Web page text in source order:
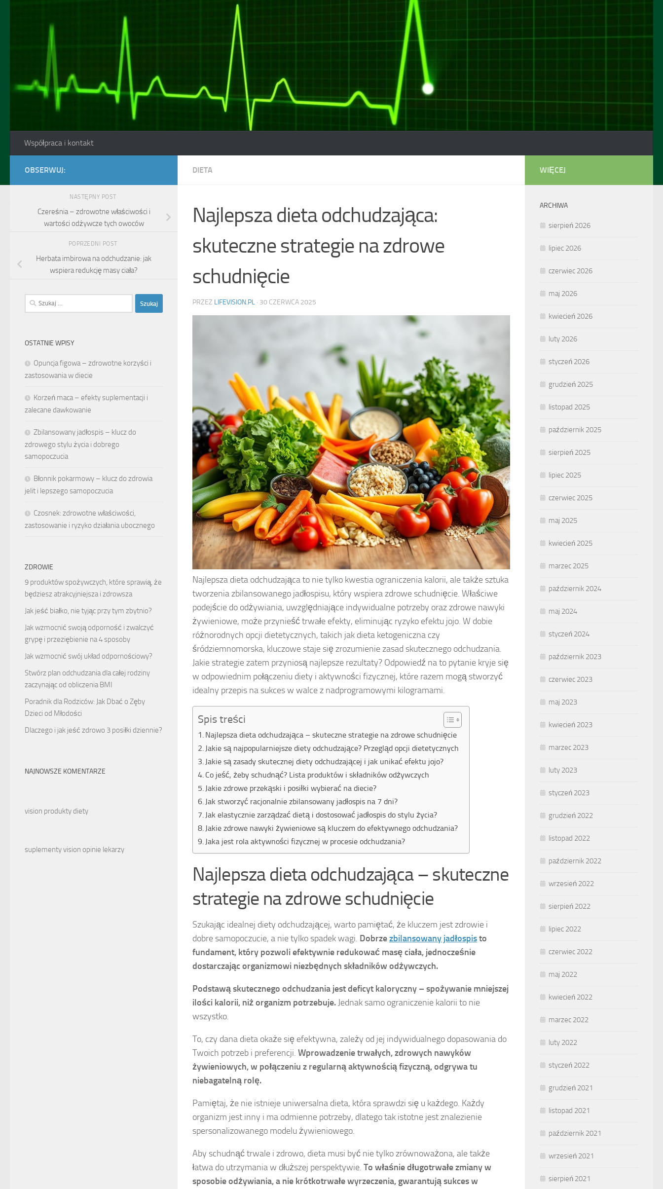
Współpraca i kontakt
DIETA
Najlepsza dieta odchudzająca:
skuteczne strategie na zdrowe
schudnięcie
PRZEZ LIFEVISION.PL · 30 CZERWCA 2025
Najlepsza dieta odchudzająca to nie tylko kwestia ograniczenia kalorii, ale także sztuka
tworzenia zbilansowanego jadłospisu, który wspiera zdrowe schudnięcie. Właściwe
podejście do odżywiania, uwzględniające indywidualne potrzeby oraz zdrowe nawyki
żywieniowe, może przynieść trwałe efekty, eliminując ryzyko efektu jojo. W dobie
różnorodnych opcji dietetycznych, takich jak dieta ketogeniczna czy
śródziemnomorska, kluczowe staje się zrozumienie zasad skutecznego odchudzania.
Jakie strategie zatem przyniosą najlepsze rezultaty? Odpowiedź na to pytanie kryje się
w odpowiednim połączeniu diety i aktywności fizycznej, które razem mogą stworzyć
idealny przepis na sukces w walce z nadprogramowymi kilogramami.
Spis treści
Najlepsza dieta odchudzająca – skuteczne strategie na zdrowe schudnięcie
Jakie są najpopularniejsze diety odchudzające? Przegląd opcji dietetycznych
Jakie są zasady skutecznej diety odchudzającej i jak unikać efektu jojo?
Co jeść, żeby schudnąć? Lista produktów i składników odżywczych
Jakie zdrowe przekąski i posiłki wybierać na diecie?
Jak stworzyć racjonalnie zbilansowany jadłospis na 7 dni?
Jak elastycznie zarządzać dietą i dostosować jadłospis do stylu życia?
Jakie zdrowe nawyki żywieniowe są kluczem do efektywnego odchudzania?
Jaka jest rola aktywności fizycznej w procesie odchudzania?
Najlepsza dieta odchudzająca – skuteczne
strategie na zdrowe schudnięcie
Szukając idealnej diety odchudzającej, warto pamiętać, że kluczem jest zdrowie i
dobre samopoczucie, a nie tylko spadek wagi. Dobrzezbilansowany jadłospisto
fundament, który pozwoli efektywnie redukować masę ciała, jednocześnie
dostarczając organizmowi niezbędnych składników odżywczych.
Podstawą skutecznego odchudzania jest deficyt kaloryczny – spożywanie mniejszej
ilości kalorii, niż organizm potrzebuje. Jednak samo ograniczenie kalorii to nie
wszystko.
To, czy dana dieta okaże się efektywna, zależy od jej indywidualnego dopasowania do
Twoich potrzeb i preferencji. Wprowadzenie trwałych, zdrowych nawyków
żywieniowych, w połączeniu z regularną aktywnością fizyczną, odgrywa tu
niebagatelną rolę.
Pamiętaj, że nie istnieje uniwersalna dieta, która sprawdzi się u każdego. Każdy
organizm jest inny i ma odmienne potrzeby, dlatego tak istotne jest znalezienie
spersonalizowanego modelu żywieniowego.
Aby schudnąć trwale i zdrowo, dieta musi być nie tylko zrównoważona, ale także
łatwa do utrzymania w dłuższej perspektywie. To właśnie długotrwałe zmiany w
sposobie odżywiania, a nie krótkotrwałe wyrzeczenia, gwarantują sukces w
OBSERWUJ:
NASTĘPNY POST
Czereśnia – zdrowotne właściwości i
wartości odżywcze tych owoców
POPRZEDNI POST
Herbata imbirowa na odchudzanie: jak
wspiera redukcję masy ciała?
Szukaj:
OSTATNIE WPISY
Opuncja figowa – zdrowotne korzyści i
zastosowania w diecie
Korzeń maca – efekty suplementacji i
zalecane dawkowanie
Zbilansowany jadłospis – klucz do
zdrowego stylu życia i dobrego
samopoczucia
Błonnik pokarmowy – klucz do zdrowia
jelit i lepszego samopoczucia
Czosnek: zdrowotne właściwości,
zastosowanie i ryzyko działania ubocznego
ZDROWIE
9 produktów spożywczych, które sprawią, że
będziesz atrakcyjniejsza i zdrowsza
Jak jeść białko, nie tyjąc przy tym zbytnio?
Jak wzmocnić swoją odporność i zwalczyć
grypę i przeziębienie na 4 sposoby
Jak wzmocnić swój układ odpornościowy?
Stwórz plan odchudzania dla całej rodziny
zaczynając od obliczenia BMI
Poradnik dla Rodziców: Jak Dbać o Zęby
Dzieci od Młodości
Dlaczego i jak jeść zdrowo 3 posiłki dziennie?
NAJNOWSZE KOMENTARZE
vision produkty diety
suplementy vision opinie lekarzy
WIĘCEJ
ARCHIWA
sierpień 2026
lipiec 2026
czerwiec 2026
maj 2026
kwiecień 2026
luty 2026
styczeń 2026
grudzień 2025
listopad 2025
październik 2025
sierpień 2025
lipiec 2025
czerwiec 2025
maj 2025
kwiecień 2025
marzec 2025
październik 2024
maj 2024
styczeń 2024
październik 2023
czerwiec 2023
maj 2023
kwiecień 2023
marzec 2023
luty 2023
styczeń 2023
grudzień 2022
listopad 2022
październik 2022
wrzesień 2022
sierpień 2022
lipiec 2022
czerwiec 2022
maj 2022
kwiecień 2022
marzec 2022
luty 2022
styczeń 2022
grudzień 2021
listopad 2021
październik 2021
wrzesień 2021
sierpień 2021